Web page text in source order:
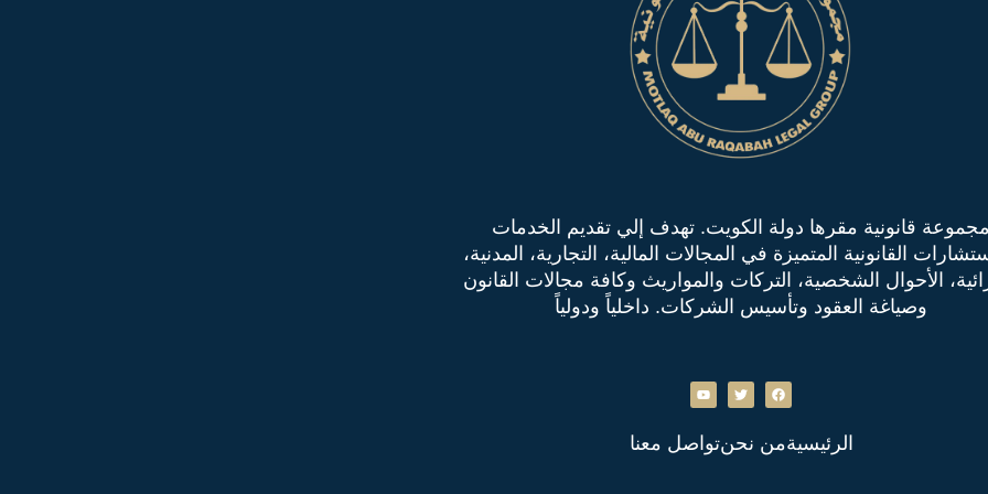
مجموعة قانونية مقرها دولة الكويت. تهدف إلي تقديم الخدمات
القانونية المتميزة في المجالات المالية، التجارية، المدنية،
الأحوال الشخصية، التركات والمواريث وكافة مجالات القانون
وصياغة العقود وتأسيس الشركات. داخلياً ودولياً
الرئيسيةمن نحنتواصل معنا